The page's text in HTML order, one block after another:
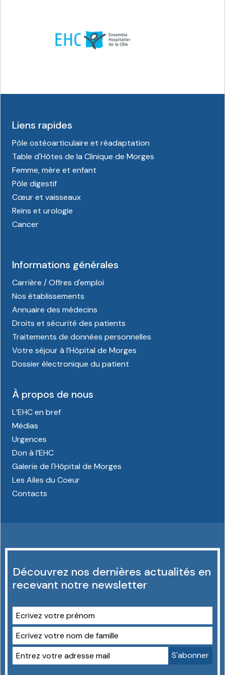
Liens rapides
Pôle ostéoarticulaire et réadaptation
Table d'Hôtes de la Clinique de Morges
Femme, mère et enfant
Pôle digestif
Cœur et vaisseaux
Reins et urologie
Cancer
Informations générales
Carrière / Offres d'emploi
Nos établissements
Annuaire des médecins
Droits et sécurité des patients
Traitements de données personnelles
Votre séjour à l’Hôpital de Morges
Dossier électronique du patient
À propos de nous
L’EHC en bref
Médias
Urgences
Don à l’EHC
Galerie de l'Hôpital de Morges
Les Ailes du Coeur
Contacts
Découvrez nos dernières actualités en
recevant notre newsletter